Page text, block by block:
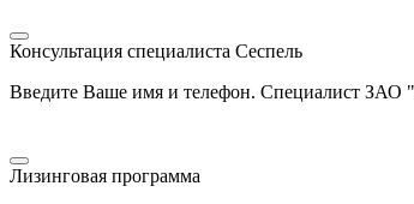
Консультация специалиста Сеспель
Введите Ваше имя и телефон. Специалист ЗАО
Лизинговая программа